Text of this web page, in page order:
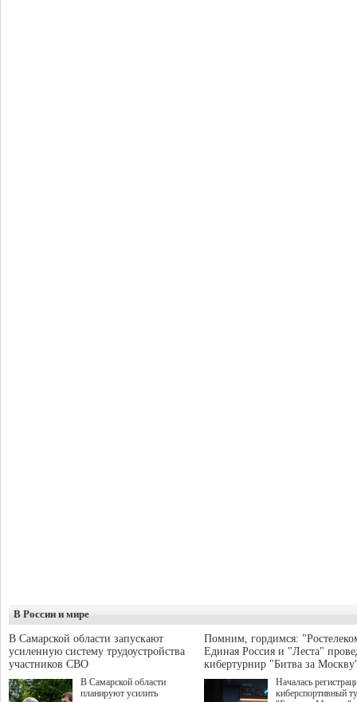
В России и мире
В Самарской области запускают
усиленную систему трудоустройства
участников СВО
В Самарской области
планируют усилить
Помним, гордимся:
Единая Россия и "Леста"
кибертурнир "Битва за
Началась
киберспортивный